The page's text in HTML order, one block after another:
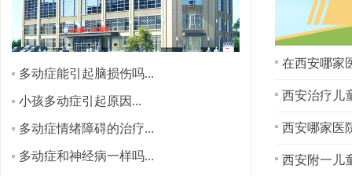
多动症能引起脑损伤吗...
小孩多动症引起原因...
多动症情绪障碍的治疗...
多动症和神经病一样吗...
在西安哪家
西安治疗儿
西安附一儿